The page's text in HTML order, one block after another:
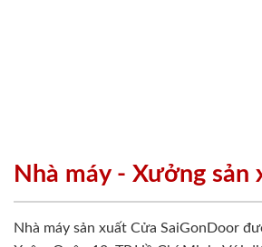
Nhà máy - Xưởng sản
Nhà máy sản xuất Cửa SaiGonDoor